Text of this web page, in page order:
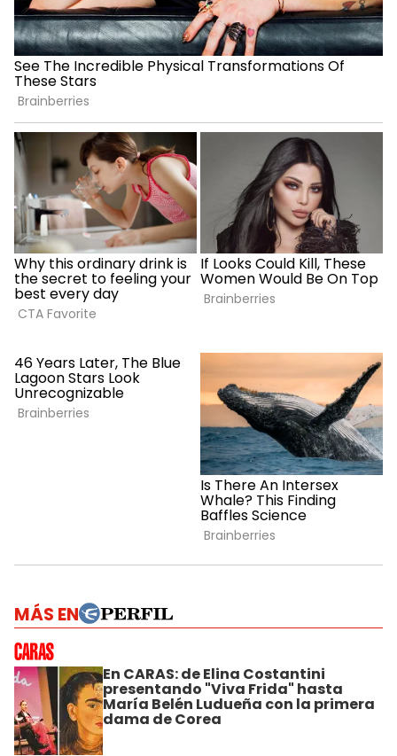
MÁS EN
En CARAS: de Elina Costantini
presentando "Viva Frida" hasta
María Belén Ludueña con la primera
dama de Corea